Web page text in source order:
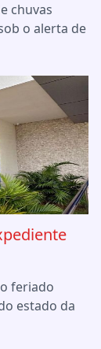
chuvas
o alerta de
feriado
estado da